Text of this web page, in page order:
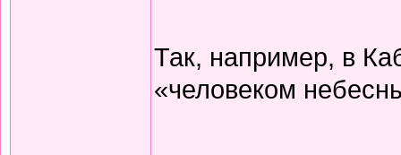
Так, например, в
«человеком